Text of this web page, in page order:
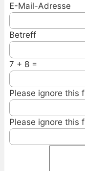
E-Mail-Adresse
Betreff
7 + 8 =
Please ignore this
Please ignore this